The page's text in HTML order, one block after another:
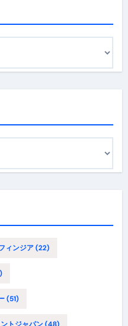
ィンジア(22)
(51)